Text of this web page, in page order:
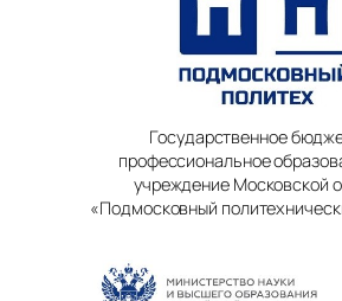
Государственное
профессиональное
учреждение Московской
«Подмосковный